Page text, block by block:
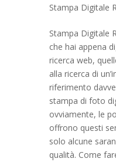
Stampa Digitale
Stampa Digitale
che hai appena
ricerca web,
alla ricerca di
riferimento
stampa di foto
ovviamente, le
offrono questi
solo alcune
qualità. Come